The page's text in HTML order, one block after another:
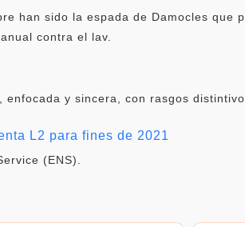
han sido la espada de Damocles que
contra el lav.
y sincera, con rasgos
L2 para fines de 2021
(ENS).